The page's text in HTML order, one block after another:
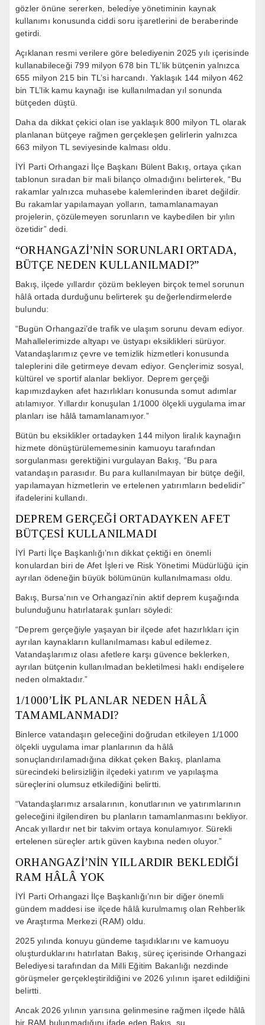
gözler önüne sererken, belediye yönetiminin kaynak
kullanımı konusunda ciddi soru işaretlerini de beraberinde
getirdi.
Açıklanan resmi verilere göre belediyenin 2025 yılı içerisinde
kullanabileceği 799 milyon 678 bin TL’lik bütçenin yalnızca
655 milyon 215 bin TL’si harcandı. Yaklaşık 144 milyon 462
bin TL’lik kamu kaynağı ise kullanılmadan yıl sonunda
bütçeden düştü.
Daha da dikkat çekici olan ise yaklaşık 800 milyon TL olarak
planlanan bütçeye rağmen gerçekleşen gelirlerin yalnızca
663 milyon TL seviyesinde kalması oldu.
İYİ Parti Orhangazi İlçe Başkanı Bülent Bakış, ortaya çıkan
tablonun sıradan bir mali bilanço olmadığını belirterek, “Bu
rakamlar yalnızca muhasebe kalemlerinden ibaret değildir.
Bu rakamlar yapılamayan yolların, tamamlanamayan
projelerin, çözülemeyen sorunların ve kaybedilen bir yılın
özetidir” dedi.
“ORHANGAZİ’NİN SORUNLARI ORTADA,
BÜTÇE NEDEN KULLANILMADI?”
Bakış, ilçede yıllardır çözüm bekleyen birçok temel sorunun
hâlâ ortada durduğunu belirterek şu değerlendirmelerde
bulundu:
“Bugün Orhangazi’de trafik ve ulaşım sorunu devam ediyor.
Mahallelerimizde altyapı ve üstyapı eksiklikleri sürüyor.
Vatandaşlarımız çevre ve temizlik hizmetleri konusunda
taleplerini dile getirmeye devam ediyor. Gençlerimiz sosyal,
kültürel ve sportif alanlar bekliyor. Deprem gerçeği
kapımızdayken afet hazırlıkları konusunda somut adımlar
atılamıyor. Yıllardır konuşulan 1/1000 ölçekli uygulama imar
planları ise hâlâ tamamlanamıyor.”
Bütün bu eksiklikler ortadayken 144 milyon liralık kaynağın
hizmete dönüştürülememesinin kamuoyu tarafından
sorgulanması gerektiğini vurgulayan Bakış, “Bu para
vatandaşın parasıdır. Bu para kullanılmayan bir bütçe değil,
yapılamayan hizmetlerin ve ertelenen yatırımların bedelidir”
ifadelerini kullandı.
DEPREM GERÇEĞİ ORTADAYKEN AFET
BÜTÇESİ KULLANILMADI
İYİ Parti İlçe Başkanlığı’nın dikkat çektiği en önemli
konulardan biri de Afet İşleri ve Risk Yönetimi Müdürlüğü için
ayrılan ödeneğin büyük bölümünün kullanılmaması oldu.
Bakış, Bursa’nın ve Orhangazi’nin aktif deprem kuşağında
bulunduğunu hatırlatarak şunları söyledi:
“Deprem gerçeğiyle yaşayan bir ilçede afet hazırlıkları için
ayrılan kaynakların kullanılmaması kabul edilemez.
Vatandaşlarımız olası afetlere karşı güvence beklerken,
ayrılan bütçenin kullanılmadan bekletilmesi haklı endişelere
neden olmaktadır.”
1/1000’LİK PLANLAR NEDEN HÂLÂ
TAMAMLANMADI?
Binlerce vatandaşın geleceğini doğrudan etkileyen 1/1000
ölçekli uygulama imar planlarının da hâlâ
sonuçlandırılamadığına dikkat çeken Bakış, planlama
sürecindeki belirsizliğin ilçedeki yatırım ve yapılaşma
süreçlerini olumsuz etkilediğini belirtti.
“Vatandaşlarımız arsalarının, konutlarının ve yatırımlarının
geleceğini ilgilendiren bu planların tamamlanmasını bekliyor.
Ancak yıllardır net bir takvim ortaya konulamıyor. Sürekli
ertelenen süreçler artık güven kaybına neden oluyor.”
ORHANGAZİ’NİN YILLARDIR BEKLEDİĞİ
RAM HÂLÂ YOK
İYİ Parti Orhangazi İlçe Başkanlığı’nın bir diğer önemli
gündem maddesi ise ilçede hâlâ kurulmamış olan Rehberlik
ve Araştırma Merkezi (RAM) oldu.
2025 yılında konuyu gündeme taşıdıklarını ve kamuoyu
oluşturduklarını hatırlatan Bakış, süreç içerisinde Orhangazi
Belediyesi tarafından da Milli Eğitim Bakanlığı nezdinde
görüşmeler gerçekleştirildiğini ve 2026 yılının işaret edildiğini
belirtti.
Ancak 2026 yılının yarısına gelinmesine rağmen ilçede hâlâ
bir RAM bulunmadığını ifade eden Bakış, şu